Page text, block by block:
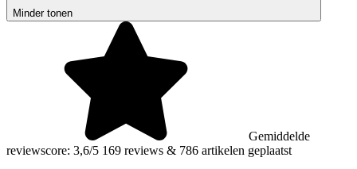
Minder tonen
Gemiddelde
reviewscore: 3,6/5 169 reviews & 786 artikelen geplaatst